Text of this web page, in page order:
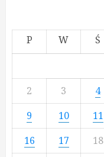
P W Ś
2
3 4
9
10 11
16
17 18